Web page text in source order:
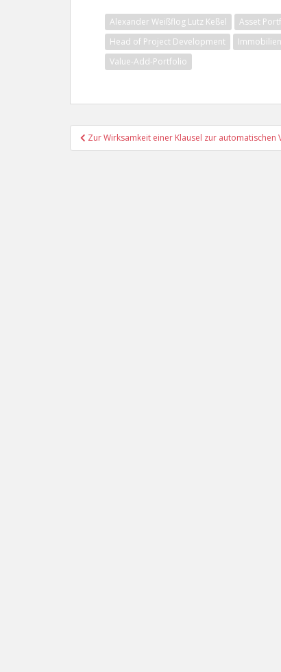
Alexander Weißflog Lutz Keßel Asset
Head of Project Development
Value-Add-Portfolio
Beitragsnavigation
Zur Wirksamkeit einer Klausel zur